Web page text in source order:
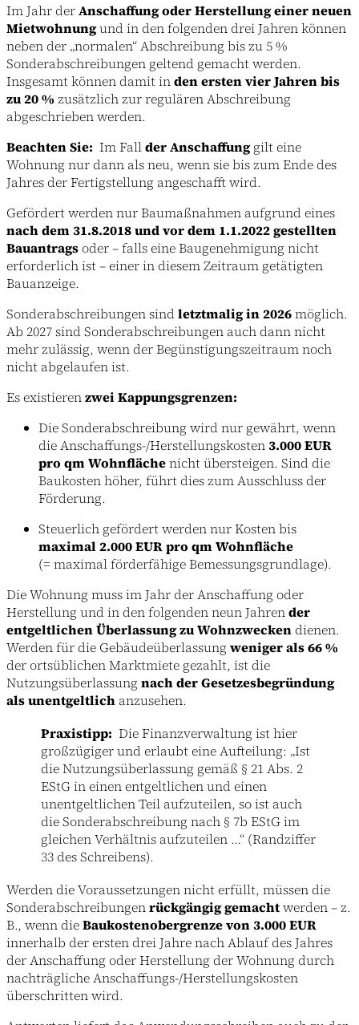
Im Jahr derAnschaffung oder Herstellung einer neuen
Mietwohnungund in den folgenden drei Jahren können
neben der „normalen“ Abschreibung bis zu 5 %
Sonderabschreibungen geltend gemacht werden.
Insgesamt können damit inden ersten vier Jahren bis
zu 20 % zusätzlich zur regulären Abschreibung
abgeschrieben werden.
Beachten Sie: Im Fallder Anschaffunggilt eine
Wohnung nur dann als neu, wenn sie bis zum Ende des
Jahres der Fertigstellung angeschafft wird.
Gefördert werden nur Baumaßnahmen aufgrund eines
nach dem 31.8.2018 und vor dem 1.1.2022 gestellten
Bauantrags oder – falls eine Baugenehmigung nicht
erforderlich ist – einer in diesem Zeitraum getätigten
Bauanzeige.
Sonderabschreibungen sindletztmalig in 2026möglich.
Ab 2027 sind Sonderabschreibungen auch dann nicht
mehr zulässig, wenn der Begünstigungszeitraum noch
nicht abgelaufen ist.
Es existierenzwei Kappungsgrenzen:
Die Sonderabschreibung wird nur gewährt, wenn
die Anschaffungs-/Herstellungskosten3.000 EUR
pro qm Wohnflächenicht übersteigen. Sind die
Baukosten höher, führt dies zum Ausschluss der
Förderung.
Steuerlich gefördert werden nur Kosten bis
maximal 2.000 EUR pro qm Wohnfläche
(= maximal förderfähige Bemessungsgrundlage).
Die Wohnung muss im Jahr der Anschaffung oder
Herstellung und in den folgenden neun Jahrender
entgeltlichen Überlassung zu Wohnzwecken dienen.
Werden für die Gebäudeüberlassungweniger als 66 %
der ortsüblichen Marktmiete gezahlt, ist die
Nutzungsüberlassungnach der Gesetzesbegründung
als unentgeltlich anzusehen.
Praxistipp: Die Finanzverwaltung ist hier
großzügiger und erlaubt eine Aufteilung: „Ist
die Nutzungsüberlassung gemäß § 21 Abs. 2
EStG in einen entgeltlichen und einen
unentgeltlichen Teil aufzuteilen, so ist auch
die Sonderabschreibung nach § 7b EStG im
gleichen Verhältnis aufzuteilen …“ (Randziffer
33 des Schreibens).
Werden die Voraussetzungen nicht erfüllt, müssen die
Sonderabschreibungenrückgängig gemachtwerden – z.
B., wenn dieBaukostenobergrenze von 3.000 EUR
innerhalb der ersten drei Jahre nach Ablauf des Jahres
der Anschaffung oder Herstellung der Wohnung durch
nachträgliche Anschaffungs-/Herstellungskosten
überschritten wird.